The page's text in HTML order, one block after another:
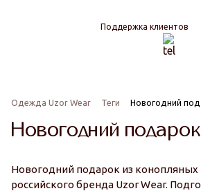
Поддержка клиентов
Поиск
Одежда Uzor Wear Теги Новогодний
Новогодний подарок
Новогодний подарок из конопляных
российского бренда Uzor Wear.